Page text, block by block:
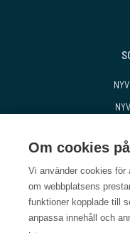
Om cookies
Vi använder cookies för
om webbplatsens
funktioner kopplade till
anpassa innehåll och